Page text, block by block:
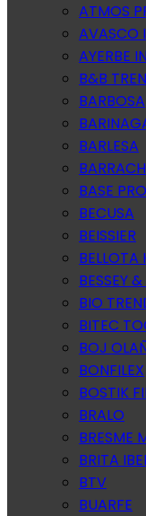
ATMOS
AVASCO
AYERBE
B&B
BARBOSA
BARLESA
BASE
BECUSA
BEISSIER
BELLOTA
BESSEY
BIO
BITEC
BOJ
BONFILEX
BOSTIK
BRALO
BRESME
BRITA
BTV
BUARFE